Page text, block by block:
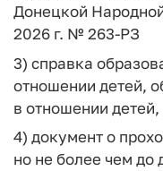
Донецкой
2026 г. № 263-РЗ
3) справка
отношении детей,
в отношении детей,
4) документ о
но не более чем до